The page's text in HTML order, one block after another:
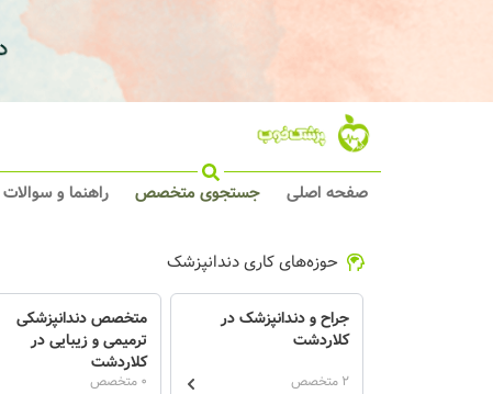
صفحه اصلی جستجوی متخصص راهنما و
حوزه‌های کاری دندانپزشک
جراح و دندانپزشک در
کلاردشت
2 متخصص
متخصص دندانپزشکی
ترمیمی و زیبایی در
کلاردشت
0 متخصص